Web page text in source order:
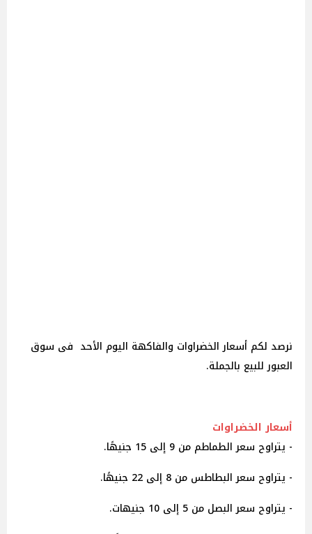
نرصد لكم أسعار الخضراوات والفاكهة اليوم الأحد فى سوق
العبور للبيع بالجملة.
أسعار الخضراوات
- يتراوح سعر الطماطم من 9 إلى 15 جنيهًا.
- يتراوح سعر البطاطس من 8 إلى 22 جنيهًا.
- يتراوح سعر البصل من 5 إلى 10 جنيهات.